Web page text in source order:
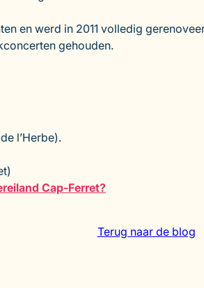
en werd in 2011 volledig
gehouden.
l’Herbe).
Cap-Ferret?
Terug naar de blog